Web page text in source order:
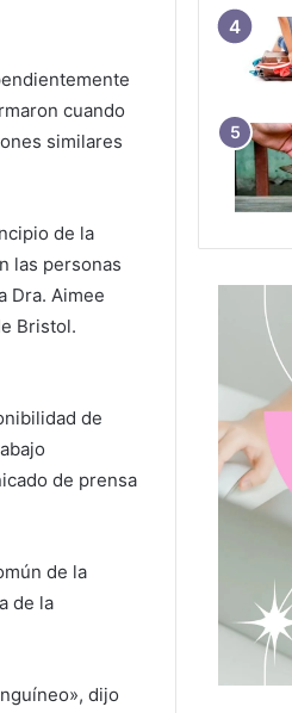
cuando
similares
de la
las personas
Dra. Aimee
Bristol.
de
de prensa
de la
de la
dijo